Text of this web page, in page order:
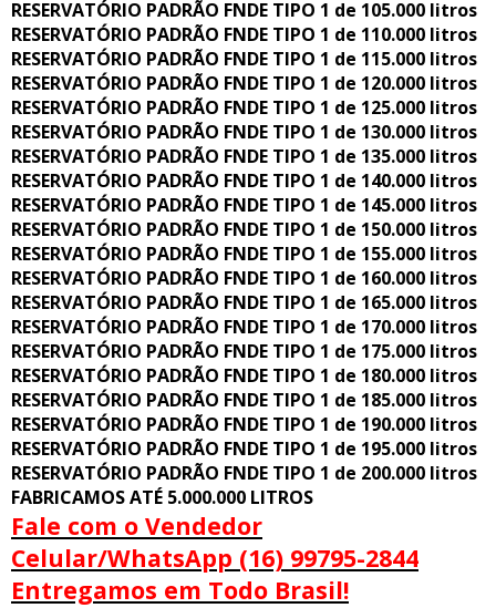
RESERVATÓRIO PADRÃO FNDE TIPO 1 de 105.000 litros
RESERVATÓRIO PADRÃO FNDE TIPO 1 de 110.000 litros
RESERVATÓRIO PADRÃO FNDE TIPO 1 de 115.000 litros
RESERVATÓRIO PADRÃO FNDE TIPO 1 de 120.000 litros
RESERVATÓRIO PADRÃO FNDE TIPO 1 de 125.000 litros
RESERVATÓRIO PADRÃO FNDE TIPO 1 de 130.000 litros
RESERVATÓRIO PADRÃO FNDE TIPO 1 de 135.000 litros
RESERVATÓRIO PADRÃO FNDE TIPO 1 de 140.000 litros
RESERVATÓRIO PADRÃO FNDE TIPO 1 de 145.000 litros
RESERVATÓRIO PADRÃO FNDE TIPO 1 de 150.000 litros
RESERVATÓRIO PADRÃO FNDE TIPO 1 de 155.000 litros
RESERVATÓRIO PADRÃO FNDE TIPO 1 de 160.000 litros
RESERVATÓRIO PADRÃO FNDE TIPO 1 de 165.000 litros
RESERVATÓRIO PADRÃO FNDE TIPO 1 de 170.000 litros
RESERVATÓRIO PADRÃO FNDE TIPO 1 de 175.000 litros
RESERVATÓRIO PADRÃO FNDE TIPO 1 de 180.000 litros
RESERVATÓRIO PADRÃO FNDE TIPO 1 de 185.000 litros
RESERVATÓRIO PADRÃO FNDE TIPO 1 de 190.000 litros
RESERVATÓRIO PADRÃO FNDE TIPO 1 de 195.000 litros
RESERVATÓRIO PADRÃO FNDE TIPO 1 de 200.000 litros
FABRICAMOS ATÉ 5.000.000 LITROS
Fale com o Vendedor
Celular/WhatsApp (16) 99795-2844
Entregamos em Todo Brasil!